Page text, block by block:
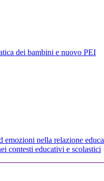
dei bambini e nuovo PEI
emozioni nella relazione
contesti educativi e scolastici